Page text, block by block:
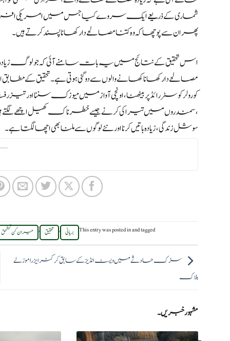
شماری کے ذریعے ایک سروے کیا جس میں امریکی افراد
پھر ان سے پوچھا کہ وہ کتنا مصالحے دار کھانا پسند کرتے ہیں ۔
اس تحقیق کے نتائج میں یہ بات سامنے آئی کہ جو لوگ زیادہ
مصالحے دار کھانا کھانے والوں سے دوگنی ہوتی ہے ۔تحقیق کے
کو رولر کوسٹر رائڈ پر بیٹھنا ،اونچی آواز میں میوزک سننا اور
،سمندروں میں تیراکی کرنے جیسے خطرناک کھیل اچھے لگتے
سوشل زندگی ،زیادہ باتیں کرنا او رنئے لوگوں سے ملنابھی اچھا لگتا ہے ۔
This entry was posted inand tagged بریانی , تحقیق , حیران کن تحقحق
سڑک حادثے میں ویسٹ انڈیز کے سابق کرکٹر ایزرا موزلے
ہلاک
مشہور خبریں۔